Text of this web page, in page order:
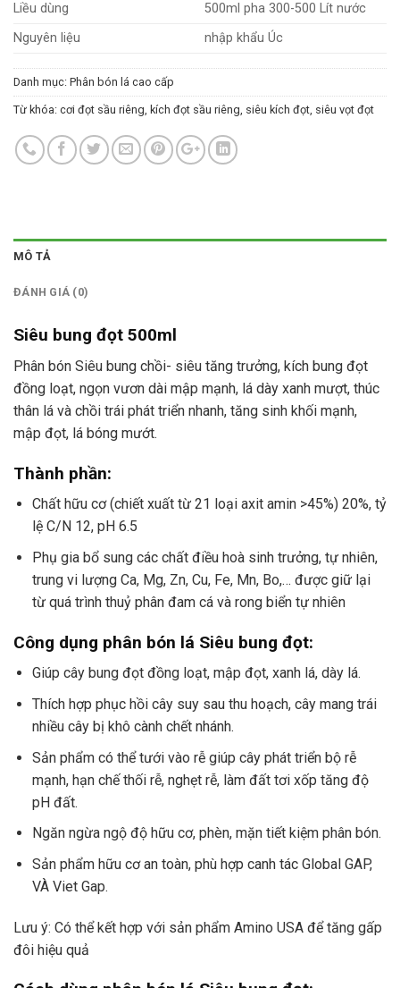
Liều dùng
500ml pha 300-500 Lít nước
Nguyên liệu
nhập khẩu Úc
Danh mục: Phân bón lá cao cấp
Từ khóa: cơi đọt sầu riêng, kích đọt sầu riêng, siêu kích đọt, siêu vọt đọt
MÔ TẢ
ĐÁNH GIÁ (0)
Siêu bung đọt 500ml
Phân bón Siêu bung chồi- siêu tăng trưởng, kích bung đọt
đồng loạt, ngọn vươn dài mập mạnh, lá dày xanh mượt, thúc
thân lá và chồi trái phát triển nhanh, tăng sinh khối mạnh,
mập đọt, lá bóng mướt.
Thành phần:
Chất hữu cơ (chiết xuất từ 21 loại axit amin >45%) 20%, tỷ
lệ C/N 12, pH 6.5
Phụ gia bổ sung các chất điều hoà sinh trưởng, tự nhiên,
trung vi lượng Ca, Mg, Zn, Cu, Fe, Mn, Bo,… được giữ lại
từ quá trình thuỷ phân đam cá và rong biển tự nhiên
Công dụng phân bón lá Siêu bung đọt:
Giúp cây bung đọt đồng loạt, mập đọt, xanh lá, dày lá.
Thích hợp phục hồi cây suy sau thu hoạch, cây mang trái
nhiều cây bị khô cành chết nhánh.
Sản phẩm có thể tưới vào rễ giúp cây phát triển bộ rễ
mạnh, hạn chế thối rễ, nghẹt rễ, làm đất tơi xốp tăng độ
pH đất.
Ngăn ngừa ngộ độ hữu cơ, phèn, mặn tiết kiệm phân bón.
Sản phẩm hữu cơ an toàn, phù hợp canh tác Global GAP,
VÀ Viet Gap.
Lưu ý: Có thể kết hợp với sản phẩm Amino USA để tăng gấp
đôi hiệu quả